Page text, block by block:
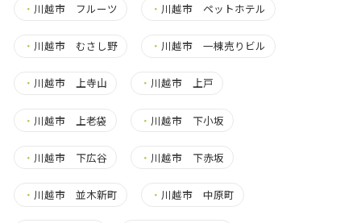
・ 川越市 フルーツ ・ 川越市 ペットホテル
・ 川越市 むさし野 ・ 川越市 一棟売りビル
・ 川越市 上寺山 ・ 川越市 上戸
・ 川越市 上老袋 ・ 川越市 下小坂
・ 川越市 下広谷 ・ 川越市 下赤坂
・ 川越市 並木新町 ・ 川越市 中原町